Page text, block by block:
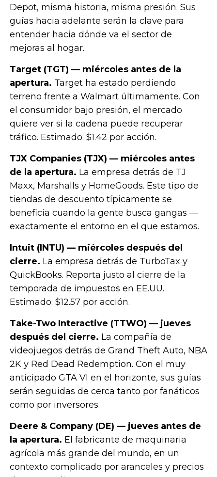
Depot, misma historia, misma presión. Sus
guías hacia adelante serán la clave para
entender hacia dónde va el sector de
mejoras al hogar.
Target (TGT) — miércoles antes de la
apertura. Target ha estado perdiendo
terreno frente a Walmart últimamente. Con
el consumidor bajo presión, el mercado
quiere ver si la cadena puede recuperar
tráfico. Estimado: $1.42 por acción.
TJX Companies (TJX) — miércoles antes
de la apertura. La empresa detrás de TJ
Maxx, Marshalls y HomeGoods. Este tipo de
tiendas de descuento típicamente se
beneficia cuando la gente busca gangas —
exactamente el entorno en el que estamos.
Intuit (INTU) — miércoles después del
cierre. La empresa detrás de TurboTax y
QuickBooks. Reporta justo al cierre de la
temporada de impuestos en EE.UU.
Estimado: $12.57 por acción.
Take-Two Interactive (TTWO) — jueves
después del cierre. La compañía de
videojuegos detrás de Grand Theft Auto, NBA
2K y Red Dead Redemption. Con el muy
anticipado GTA VI en el horizonte, sus guías
serán seguidas de cerca tanto por fanáticos
como por inversores.
Deere & Company (DE) — jueves antes de
la apertura. El fabricante de maquinaria
agrícola más grande del mundo, en un
contexto complicado por aranceles y precios